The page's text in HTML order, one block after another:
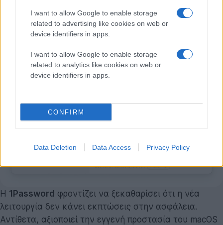
I want to allow Google to enable storage
related to advertising like cookies on web or
device identifiers in apps.
I want to allow Google to enable storage
related to analytics like cookies on web or
device identifiers in apps.
CONFIRM
Data Deletion Data Access Privacy Policy
Η 1Password φροντίζει να ξεκαθαρίσει ότι η νέα
λειτουργία δεν κάνει εκπτώσεις στην ασφάλεια.
Αντίθετα, αξιοποιεί την εγγενή προστασία του macOS